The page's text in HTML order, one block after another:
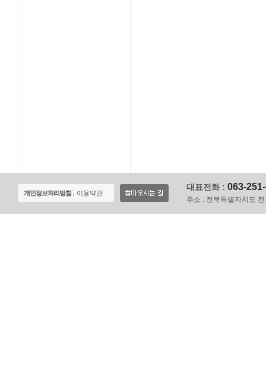
개인정보처리방침 이용약관
대표전화 : 063-
주소 : 전북특별자치도